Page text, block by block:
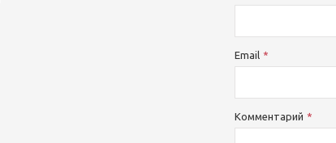
Email
Комментарий